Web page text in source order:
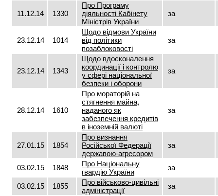
11.12.14 1330
Про Програму
діяльності Кабінету
Міністрів України
за
23.12.14 1014
Щодо відмови України
від політики
позаблоковості
за
23.12.14 1343
Щодо вдосконалення
координації і контролю
у сфері національної
безпеки і оборони
за
28.12.14 1610
Про мораторій на
стягнення майна,
наданого як
забезпечення кредитів
в іноземній валюті
за
27.01.15 1854
Про визнання
Російської Федерації
державою-агресором
за
03.02.15 1848
Про Національну
гвардію України
за
03.02.15 1855
Про військово-цивільні
адміністрації
за